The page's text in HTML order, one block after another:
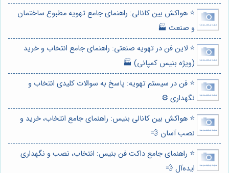
⭐️ هواکش بین کانالی: راهنمای جامع تهویه مطبوع ساختمان
و صنعت 🏭
⭐️ لاین فن در تهویه صنعتی: راهنمای جامع انتخاب و خرید
(ویژه بنیس کمپانی) 🏭
⭐️ فن در سیستم تهویه: پاسخ به سوالات کلیدی انتخاب و
نگهداری ⚙️
⭐️ هواکش بین کانالی بنیس: راهنمای جامع انتخاب، خرید و
نصب آسان 💨
⭐️ راهنمای جامع داکت فن بنیس: انتخاب، نصب و نگهداری
ایده‌آل 💨